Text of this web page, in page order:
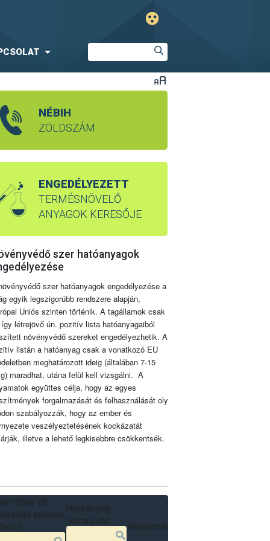
NÉBIH
ZÖLDSZÁM
ENGEDÉLYEZETT
TERMÉSNÖVELŐ
ANYAGOK KERESŐJE
szer hatóanyagok
szer hatóanyagok engedélyezése a
egyik legszigorúbb rendszere alapján,
Uniós szinten történik. A tagállamok csak
létrejövő ún. pozitív lista hatóanyagaiból
növényvédő szereket engedélyezhetik. A
listán a hatóanyag csak a vonatkozó EU
meghatározott ideig (általában 7-15
maradhat, utána felül kell vizsgálni. A
együttes célja, hogy az egyes
forgalmazását és felhasználását oly
szabályozzák, hogy az ember és
veszélyeztetésének kockázatát
illetve a lehető legkisebbre csökkentsék.